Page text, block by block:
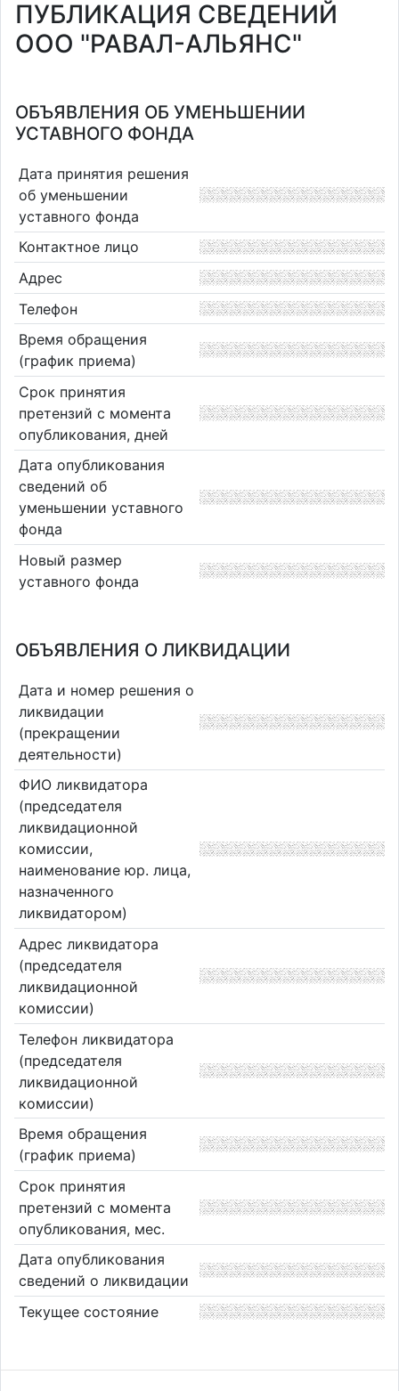
ПУБЛИКАЦИЯ СВЕДЕНИЙ
ООО "РАВАЛ-АЛЬЯНС"
ОБЪЯВЛЕНИЯ ОБ УМЕНЬШЕНИИ
УСТАВНОГО ФОНДА
Дата принятия решения
об уменьшении
уставного фонда
Контактное лицо
Адрес
Телефон
Время обращения
(график приема)
Срок принятия
претензий с момента
опубликования, дней
Дата опубликования
сведений об
уменьшении уставного
фонда
Новый размер
уставного фонда
ОБЪЯВЛЕНИЯ О ЛИКВИДАЦИИ
Дата и номер решения о
ликвидации
(прекращении
деятельности)
ФИО ликвидатора
(председателя
ликвидационной
комиссии,
наименование юр. лица,
назначенного
ликвидатором)
Адрес ликвидатора
(председателя
ликвидационной
комиссии)
Телефон ликвидатора
(председателя
ликвидационной
комиссии)
Время обращения
(график приема)
Срок принятия
претензий с момента
опубликования, мес.
Дата опубликования
сведений о ликвидации
Текущее состояние